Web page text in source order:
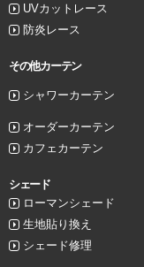
UVカットレース
防炎レース
その他カーテン
シャワーカーテン
オーダーカーテン
カフェカーテン
シェード
ローマンシェード
生地貼り換え
シェード修理